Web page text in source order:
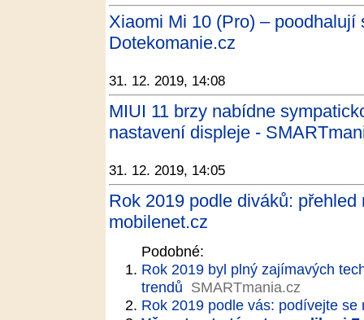
Xiaomi Mi 10 (Pro) –
Dotekomanie.cz
31. 12. 2019, 14:08
MIUI 11 brzy nabídne
nastavení displeje -
31. 12. 2019, 14:05
Rok 2019 podle diváků:
mobilenet.cz
Podobné:
Rok 2019 byl plný zajímavých
trendů SMARTmania.cz
Rok 2019 podle vás: podívejte